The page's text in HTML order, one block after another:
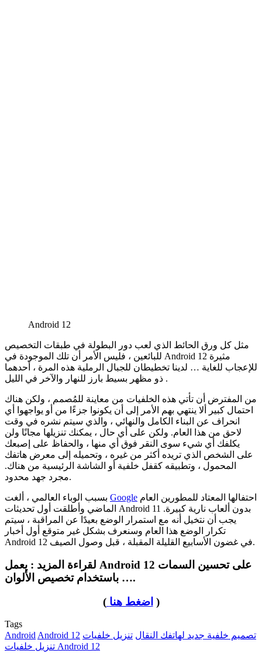
Android 12
مثل كل ورق الحائط الذي لعب دور البطولة في طبقات التخصيص
للبائعين ، فليس الأمر أن تلك الموجودة في Android 12 مثيرة
للإعجاب للغاية … لدينا تخطيطان للجبال الرملية هذه المرة ، أحدهما
ذو مظهر بسيط بارز للنهار والآخر في الليل .
من المفترض أن تأتي هذه الخلفيات من معاينة للمُصمم ، ولكن هناك
احتمال كبير ألا ينتهي بهم الأمر إلى أن يكونوا جزءًا من أو يواجهوا أي
انحراف عن البناء الكامل والنهائي ، والذي سيتم نشره في وقت
لاحق من هذا العام. ولكن على أي حال ، يمكنك تنزيلها مجانًا ولن
يكلفك أي شيء سوى النقر فوق أي منها ، والحفاظ على إصبعك
على الشخص الذي تريده أكثر من غيره ، وتحميله إلى معرض هاتفك
المحمول ، وتطبيقه كقفل خلفية أو الشاشة الرئيسية من هناك.
مجرد جهد محدود.
Google
الماضي وأطلقت أول تحديثات Android 11 بدون ألعاب نارية كبيرة.
يجب أن نتخيل أنه مع استمرار الوضع بعيدًا عن المراقبة ، سيتم
تكرار الوضع هذا العام وسنعرف بشكل غير متوقع أول أخبار
Android 12 في غضون الأسابيع القليلة المقبلة ، قبل وصول الصيف.
لقراءة المزيد : يعمل Android 12 على تحسين السمات
باستخدام تخصيص الألوان ….
( اضغط هنا )
Tags
AndroidAndroid 12 تصميم خلفية جديد لهاتفك النقال تنزيل خلفيات
تنزيل خلفيات Android 12